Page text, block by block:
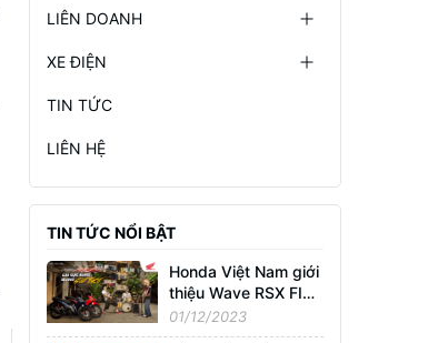
LIÊN DOANH
XE ĐIỆN
TIN TỨC
LIÊN HỆ
TIN TỨC NỔI BẬT
Honda Việt Nam giới
thiệu Wave RSX FI
phiên bản 2024 -
“Lái cực sung, bung
01/12/2023